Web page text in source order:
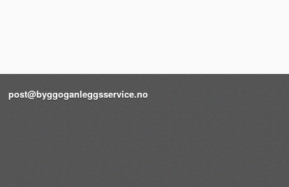
post@byggoganleggsservice.no